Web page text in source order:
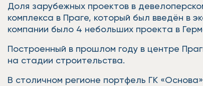
Доля зарубежных проектов в
комплекса в Праге, который был введён в
компании было 4 небольших проекта в
Построенный в прошлом году в центре
на стадии строительства.
В столичном регионе портфель ГК